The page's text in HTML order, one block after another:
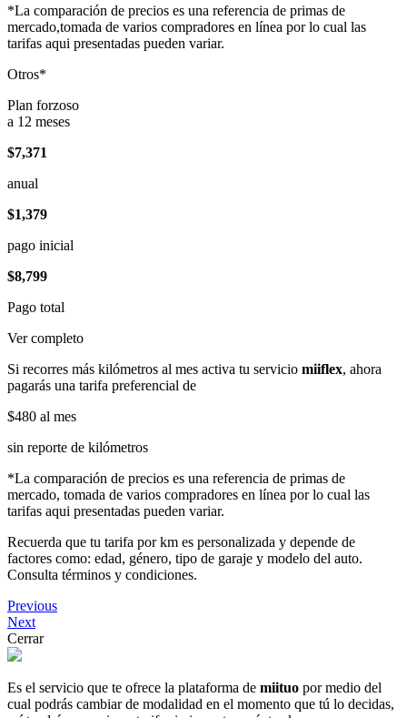
*La comparación de precios es una referencia de primas de
mercado,tomada de varios compradores en línea por lo cual las
tarifas aqui presentadas pueden variar.
Otros*
Plan forzoso
a 12 meses
$7,371
anual
$1,379
pago inicial
$8,799
Pago total
Ver completo
Si recorres más kilómetros al mes activa tu servicio miiflex, ahora
pagarás una tarifa preferencial de
$480 al mes
sin reporte de kilómetros
*La comparación de precios es una referencia de primas de
mercado, tomada de varios compradores en línea por lo cual las
tarifas aqui presentadas pueden variar.
Recuerda que tu tarifa por km es personalizada y depende de
factores como: edad, género, tipo de garaje y modelo del auto.
Consulta términos y condiciones.
Previous
Next
Cerrar
Es el servicio que te ofrece la plataforma de miituo por medio del
cual podrás cambiar de modalidad en el momento que tú lo decidas,